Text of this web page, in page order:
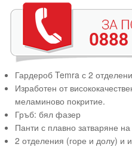
Гардероб Temra с 2
Изработен от
меламиново покритие.
Гръб: бял фазер
Панти с плавно затваряне на
2 отделения (горе и долу) и